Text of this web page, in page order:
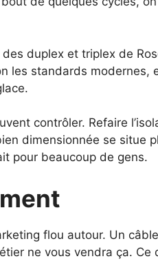
duplex et triplex de
les standards modernes,
contrôler. Refaire
dimensionnée se situe
pour beaucoup de gens.
flou autour. Un
ne vous vendra ça. Ce